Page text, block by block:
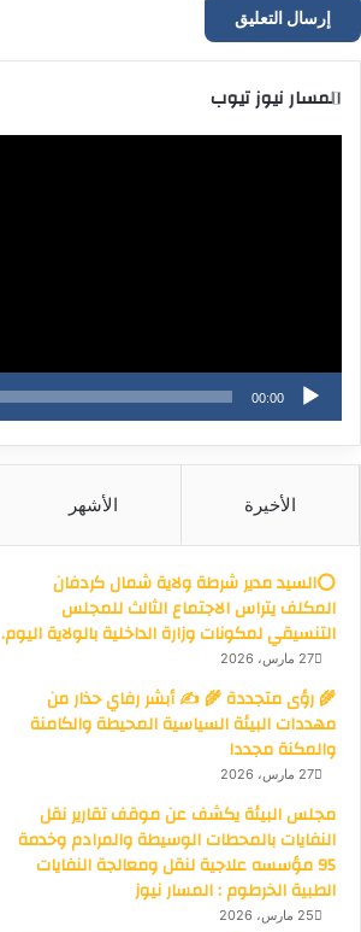
المسار نيوز تيوب
00:00
الأخيرة الأشهر
⭕السيد مدير شرطة ولاية شمال كردفان
المكلف يتراس الاجتماع الثالث للمجلس
التنسيقي لمكونات وزارة الداخلية بالولاية اليوم.
27 مارس، 2026
🌾 رؤى متجددة 🌾 ✍️ أبشر رفاي حذار من
مهددات البيئة السياسية المحيطة والكامنة
والمكنة مجددا
27 مارس، 2026
مجلس البيئة يكشف عن موقف تقارير نقل
النفايات بالمحطات الوسيطة والمرادم وخدمة
95 مؤسسه علاجية لنقل ومعالجة النفايات
الطبية الخرطوم : المسار نيوز
25 مارس، 2026